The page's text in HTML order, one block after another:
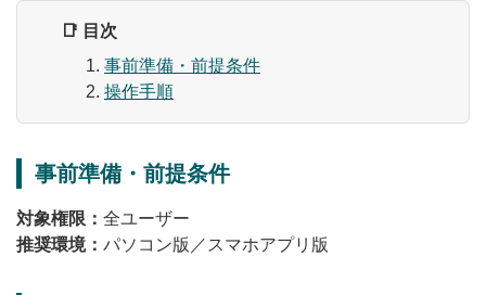
📑 目次
事前準備・前提条件
操作手順
事前準備・前提条件
対象権限： 全ユーザー
推奨環境： パソコン版／スマホアプリ版